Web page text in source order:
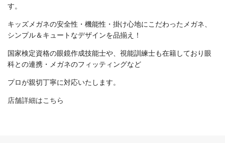
す。
キッズメガネの安全性・機能性・掛け心地にこだわったメガネ、
シンプル＆キュートなデザインを品揃え！
国家検定資格の眼鏡作成技能士や、視能訓練士も在籍しており眼
科との連携・メガネのフィッティングなど
プロが親切丁寧に対応いたします。
店舗詳細はこちら